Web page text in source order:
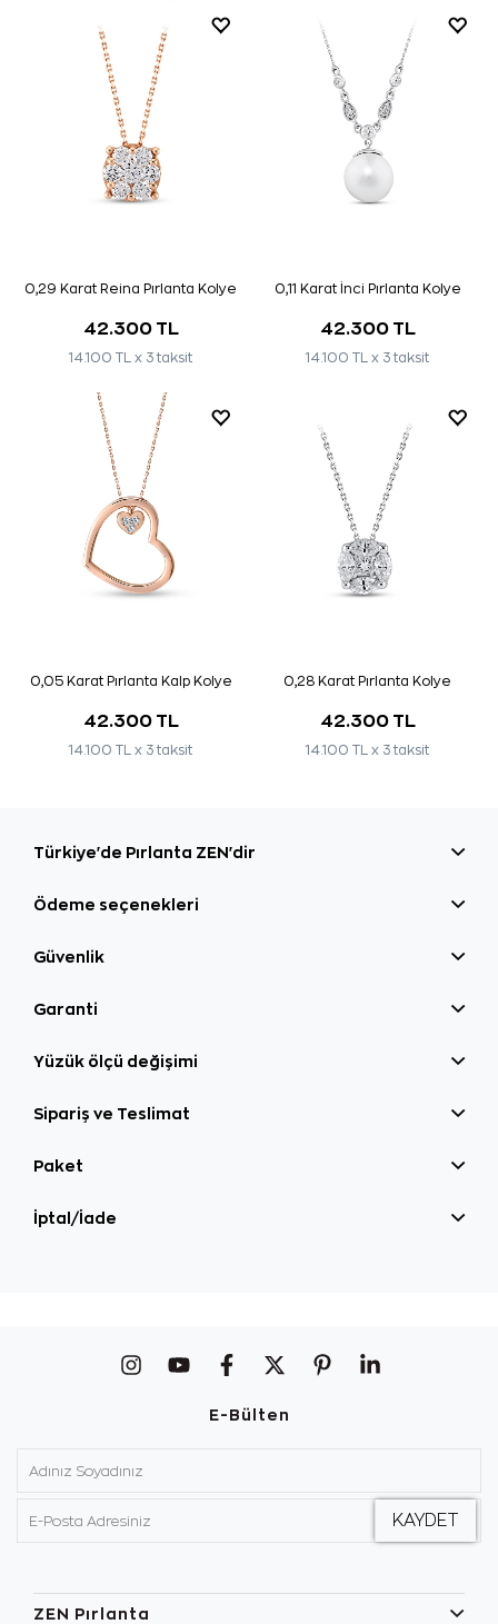
0,29 Karat Reina Pırlanta Kolye
42.300 TL
14.100 TL x 3 taksit
0,11 Karat İnci Pırlanta Kolye
42.300 TL
14.100 TL x 3 taksit
0,05 Karat Pırlanta Kalp Kolye
42.300 TL
14.100 TL x 3 taksit
0,28 Karat Pırlanta Kolye
42.300 TL
14.100 TL x 3 taksit
Türkiye'de Pırlanta ZEN'dir
Ödeme seçenekleri
Güvenlik
Garanti
Yüzük ölçü değişimi
Sipariş ve Teslimat
Paket
İptal/İade
E-Bülten
ZEN Pırlanta